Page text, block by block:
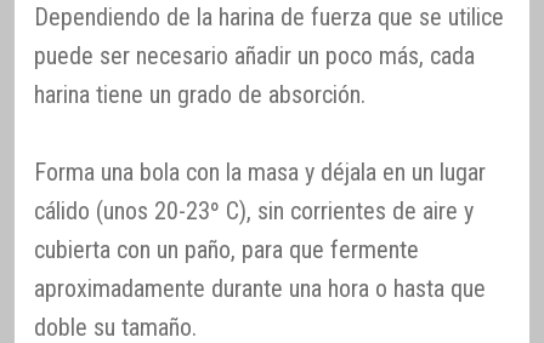
Dependiendo de la harina de fuerza que se utilice
puede ser necesario añadir un poco más, cada
harina tiene un grado de absorción.
Forma una bola con la masa y déjala en un lugar
cálido (unos 20-23º C), sin corrientes de aire y
cubierta con un paño, para que fermente
aproximadamente durante una hora o hasta que
doble su tamaño.